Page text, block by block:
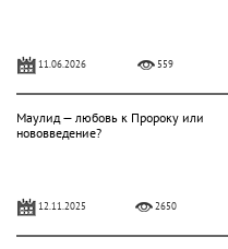
11.06.2026 559
Маулид — любовь к Пророку или
нововведение?
12.11.2025 2650